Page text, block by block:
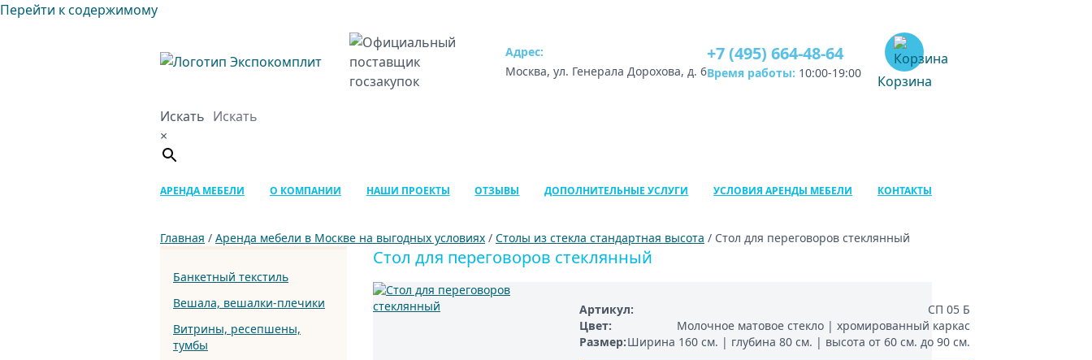
Перейти к содержимому
Адрес:
Москва, ул. Генерала Дорохова, д. 6
+7 (495) 664-48-64
Время работы: 10:00-19:00
Корзина
Искать
×
АРЕНДА МЕБЕЛИ О КОМПАНИИ НАШИ ПРОЕКТЫ ОТЗЫВЫ ДОПОЛНИТЕЛЬНЫЕ УСЛУГИ УСЛОВИЯ АРЕНДЫ МЕБЕЛИ КОНТАКТЫ
Главная / Аренда мебели в Москве на выгодных условиях / Столы из стекла стандартная высота / Стол для переговоров стеклянный
Банкетный текстиль
Вешала, вешалки-плечики
Витрины, ресепшены,
тумбы
Стол для переговоров стеклянный
Артикул
СП 05 Б
Цвет
Молочное матовое стекло | хромированный каркас
Размер Ширина 160 см. | глубина 80 см. | высота от 60 см. до 90 см.